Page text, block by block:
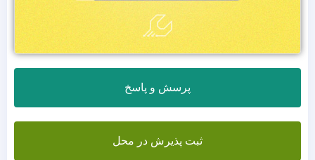
پرسش و پاسخ
ثبت پذیرش در محل